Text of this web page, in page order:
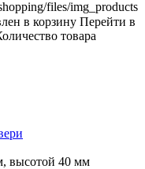
files/img_products
в корзину Перейти в
товара
высотой 40 мм